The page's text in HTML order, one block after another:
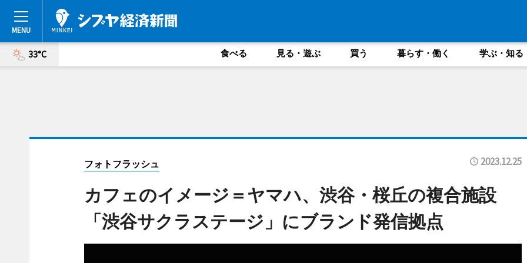
33°C 食べる 見る・遊ぶ 買う 暮らす・働く 学ぶ・知る
フォトフラッシュ 2023.12.25
カフェのイメージ＝ヤマハ、渋谷・桜丘の複合施設
「渋谷サクラステージ」にブランド発信拠点